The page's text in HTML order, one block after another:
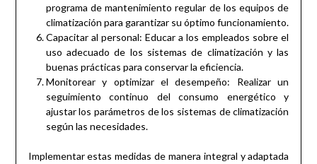
programa de mantenimiento regular de los equipos de
climatización para garantizar su óptimo funcionamiento.
Capacitar al personal: Educar a los empleados sobre el
uso adecuado de los sistemas de climatización y las
buenas prácticas para conservar la eficiencia.
Monitorear y optimizar el desempeño: Realizar un
seguimiento continuo del consumo energético y
ajustar los parámetros de los sistemas de climatización
según las necesidades.
Implementar estas medidas de manera integral y adaptada